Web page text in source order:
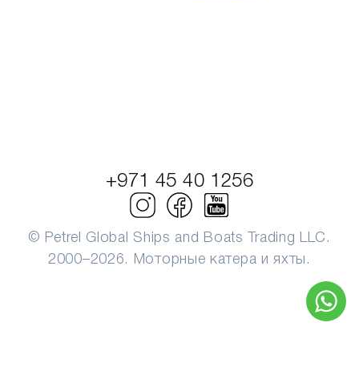
© Petrel Global Ships and Boats Trading LLC.
2000–2026. Моторные катера и яхты.
+971 45 40 1256